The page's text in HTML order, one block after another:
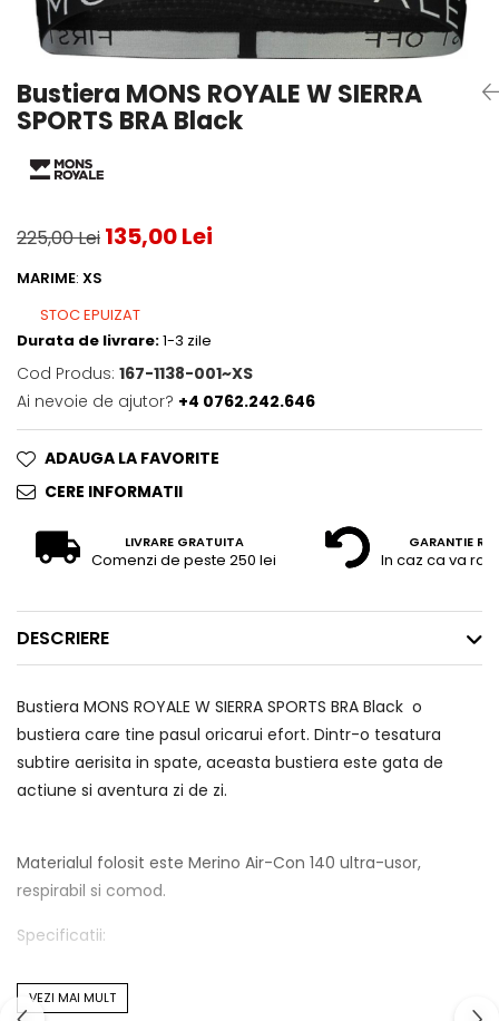
Servicii Racordare
Zgura
­--
Dama
Geanta
Rucsac
Rochii Padel
Sepci Padel
Bustiera MONS ROYALE W SIERRA
SPORTS BRA Black
225,00 Lei 135,00 Lei
MARIME: XS
STOC EPUIZAT
Durata de livrare:1-3 zile
Cod Produs: 167-1138-001~XS
Ai nevoie de ajutor? +4 0762.242.646
ADAUGA LA FAVORITE
CERE INFORMATII
LIVRARE GRATUITA
Comenzi de peste 250 lei
GARANTIE
In caz ca va
DESCRIERE
Bustiera MONS ROYALE W SIERRA SPORTS BRA Black o
bustiera care tine pasul oricarui efort. Dintr-o tesatura
subtire aerisita in spate, aceasta bustiera este gata de
actiune si aventura zi de zi.
Materialul folosit este Merino Air-Con 140 ultra-usor,
respirabil si comod.
Specificatii:
- Fata este alcatuita din 3 straturi merino cu captuseala
detasabla.
VEZI MAI MULT